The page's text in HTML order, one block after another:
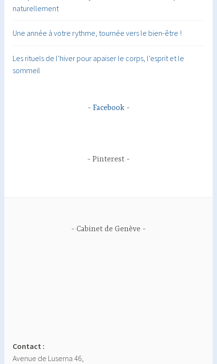
naturellement
Une année à votre rythme, tournée vers le bien-être !
Les rituels de l’hiver pour apaiser le corps, l’esprit et le
sommeil
Facebook
Pinterest
Cabinet de Genève
Contact :
Avenue de Luserna 46,